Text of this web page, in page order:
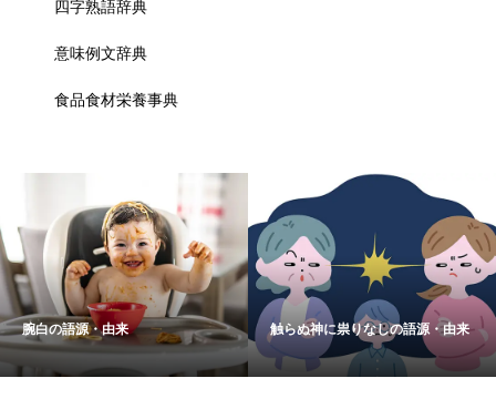
四字熟語辞典
意味例文辞典
食品食材栄養事典
腕白の語源・由来 触らぬ神に祟りなしの語源・由来